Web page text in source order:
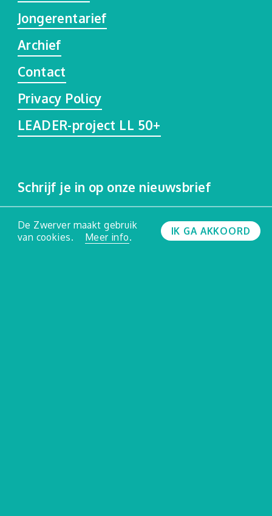
De Zwerver maakt gebruik
van cookies.
Meer info. IK GA AKKOORD
Jongerentarief
Archief
Contact
Privacy Policy
LEADER-project LL 50+
Schrijf je in op onze nieuwsbrief
VERZENDEN